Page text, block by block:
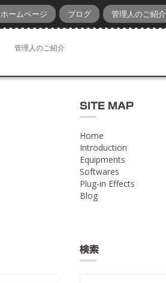
ホームページ ブログ 管理人のご紹介
管理人のご紹介
SITE MAP
Home
Introduction
Equipments
Softwares
Plug-in Effects
Blog
検索